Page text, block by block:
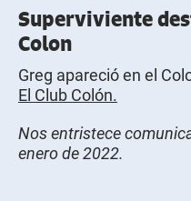
Superviviente
Colon
Greg apareció en el
El Club Colón.
Nos entristece
enero de 2022.